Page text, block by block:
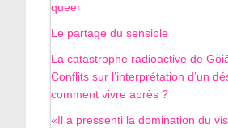
queer
Le partage du sensible
La catastrophe radioactive de
Conflits sur l’interprétation d’un
comment vivre après ?
«Il a pressenti la domination du